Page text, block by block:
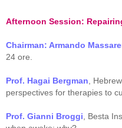
Afternoon Session:
Chairman: Armando
24 ore.
Prof. Hagai Bergman,
perspectives for therapies to
Prof. Gianni Broggi, Besta